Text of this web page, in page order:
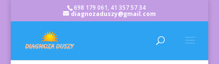
698 179 061, 41 357 57 34
diagnozaduszy@gmail.com